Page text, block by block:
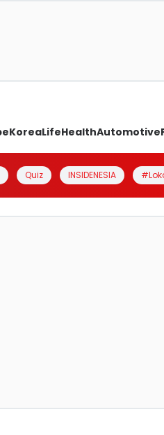
KoreaLifeHealthAutomotive
Quiz INSIDENESIA